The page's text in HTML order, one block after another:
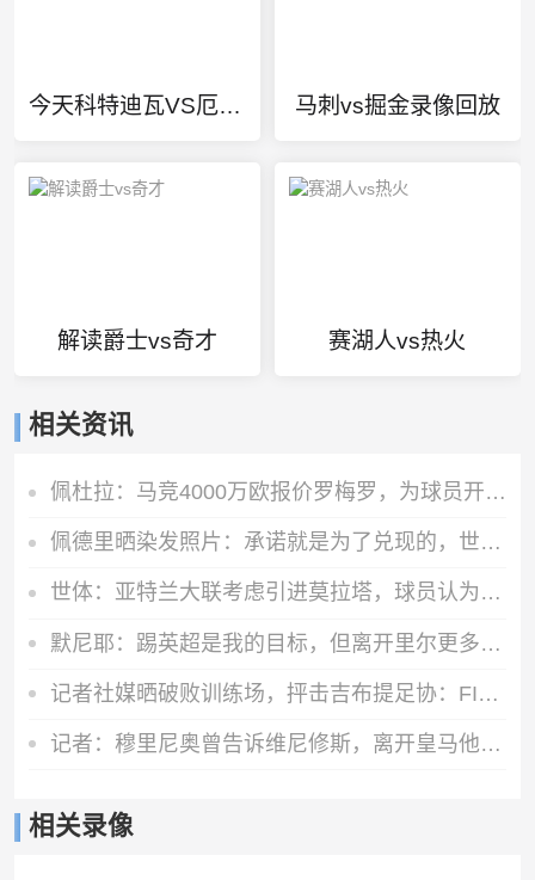
今天科特迪瓦VS厄瓜多尔直播 马刺vs掘金录像回放
解读爵士vs奇才 赛湖人vs热火
相关资讯
佩杜拉：马竞4000万欧报价罗梅罗，为球员开出超600万欧年薪
佩德里晒染发照片：承诺就是为了兑现的，世界杯冠军=金发佩德里
世体：亚特兰大联考虑引进莫拉塔，球员认为自己还能留在顶级联赛
默尼耶：踢英超是我的目标，但离开里尔更多是因为里尔主席的决定
记者社媒晒破败训练场，抨击吉布提足协：FIFA的拨款去哪里了？
记者：穆里尼奥曾告诉维尼修斯，离开皇马他的身价将大幅下降
相关录像